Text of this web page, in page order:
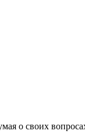
о своих